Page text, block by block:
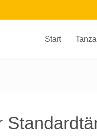
Start